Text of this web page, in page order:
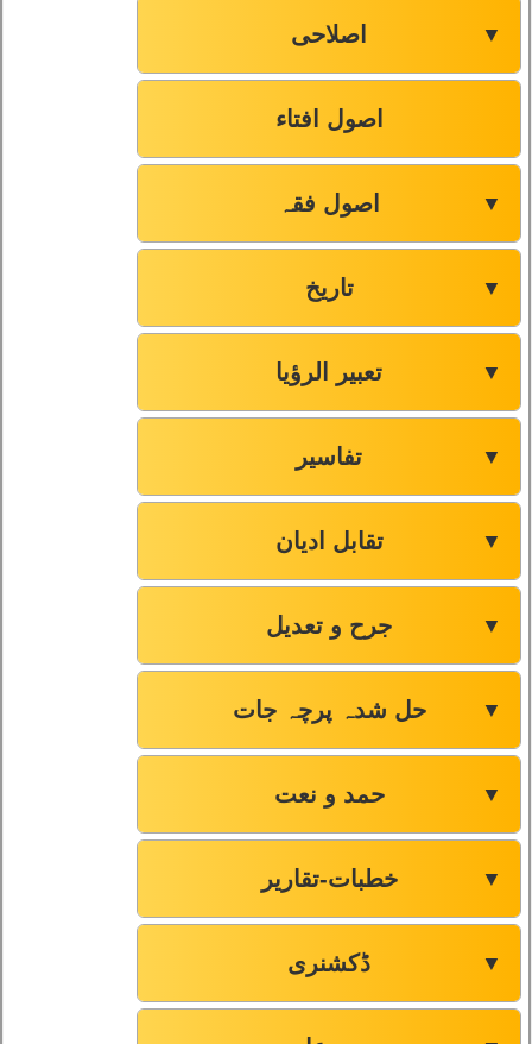
اصلاحی ▼
اصول افتاء
اصول فقہ ▼
تاریخ ▼
تعبیر الرؤیا ▼
تفاسیر ▼
تقابل ادیان ▼
جرح و تعدیل ▼
حل شدہ پرچہ جات ▼
حمد و نعت ▼
خطبات-تقاریر ▼
ڈکشنری ▼